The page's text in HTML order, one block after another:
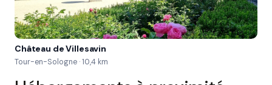
Château de Villesavin
Tour-en-Sologne · 10,4 km